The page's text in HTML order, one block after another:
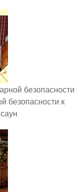
безопасности
безопасности к